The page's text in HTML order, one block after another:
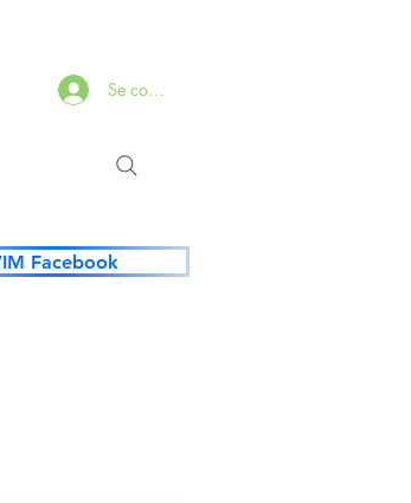
Se connecter
Facebook